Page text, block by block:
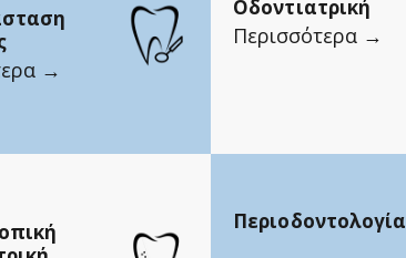
→
Οδοντιατρική
Περισσότερα →
Περιοδοντολογία